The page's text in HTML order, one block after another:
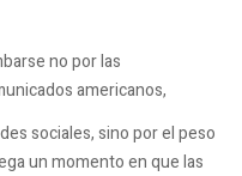
no por las
americanos,
sociales, sino por el peso
un momento en que las